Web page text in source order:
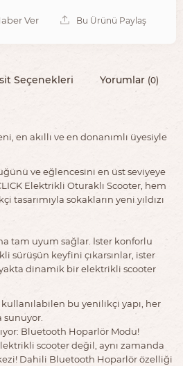
Ver Bu Ürünü Paylaş
Seçenekleri Yorumlar (0)
en akıllı ve en donanımlı üyesiyle
ve eğlencesini en üst seviyeye
Elektrikli Oturaklı Scooter, hem
sokakların yeni yıldızı
tam uyum sağlar. İster konforlu
sürüşün keyfini çıkarsınlar, ister
dinamik bir elektrikli scooter
bu yenilikçi yapı, her
Bluetooth Hoparlör Modu!
scooter değil, aynı zamanda
Dahili Bluetooth Hoparlör özelliği